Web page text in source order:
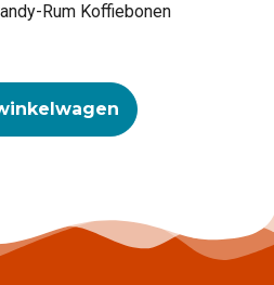
Rum Koffiebonen